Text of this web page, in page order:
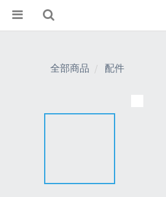
全部商品 配件